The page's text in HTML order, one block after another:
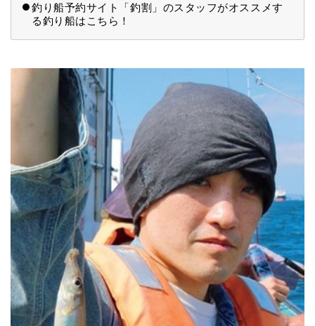
釣り船予約サイト「釣割」のスタッフがオススメす
る釣り船はこちら！